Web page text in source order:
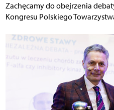
Zachęcamy do obejrzenia
Kongresu Polskiego